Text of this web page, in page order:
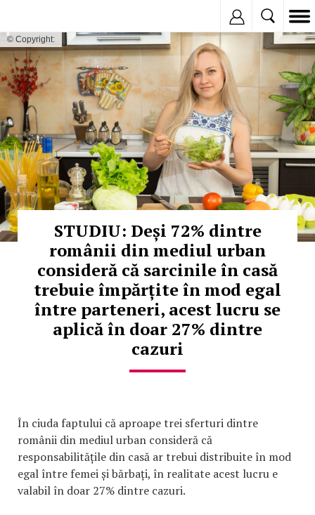
© Copyright:
STUDIU: Deși 72% dintre
românii din mediul urban
consideră că sarcinile în casă
trebuie împărțite în mod egal
între parteneri, acest lucru se
aplică în doar 27% dintre
cazuri
În ciuda faptului că aproape trei sferturi dintre
românii din mediul urban consideră că
responsabilitățile din casă ar trebui distribuite în mod
egal între femei și bărbați, în realitate acest lucru e
valabil în doar 27% dintre cazuri.